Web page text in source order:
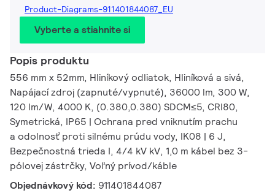
Product-Diagrams-911401844087_EU
Vyberte a stiahnite si
Popis produktu
556 mm x 52mm, Hliníkový odliatok, Hliníková a sivá,
Napájací zdroj (zapnuté/vypnuté), 36000 lm, 300 W,
120 lm/W, 4000 K, (0.380,0.380) SDCM≤5, CRI80,
Symetrická, IP65 | Ochrana pred vniknutím prachu
a odolnosť proti silnému prúdu vody, IK08 | 6 J,
Bezpečnostná trieda I, 4/4 kV kV, 1,0 m kábel bez 3-
pólovej zástrčky, Voľný prívod/káble
Objednávkový kód: 911401844087